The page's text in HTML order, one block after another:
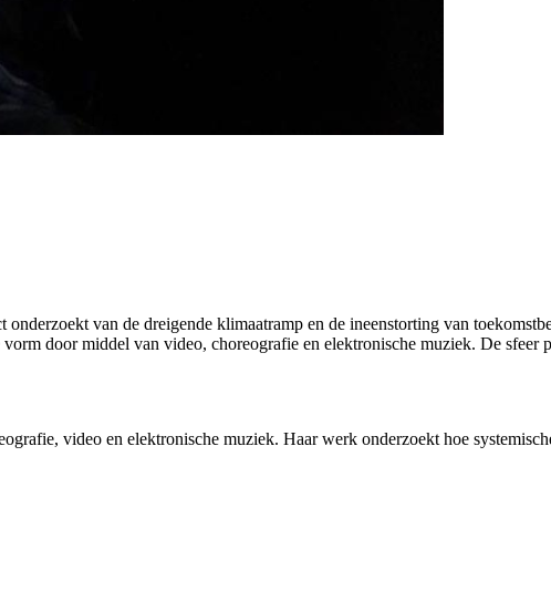
van de dreigende klimaatramp en de ineenstorting van
door middel van video, choreografie en elektronische muziek. De sfeer
video en elektronische muziek. Haar werk onderzoekt hoe